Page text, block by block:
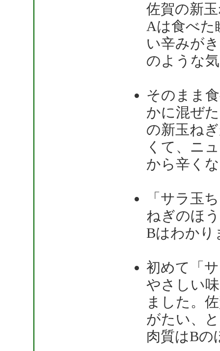
佐賀の新
Aは食べた
い辛みが
のような
そのまま
かに混ぜ
の新玉ね
くて、ニ
から辛く
「サラ玉
ねぎのほ
Bはわかり
初めて「
やさしい
ました。
がたい、
肉質はBの